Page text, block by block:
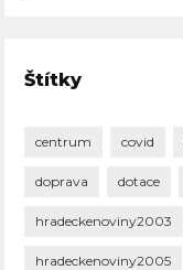
Štítky
centrum covid
doprava dotace
hradeckenoviny2003
hradeckenoviny2005